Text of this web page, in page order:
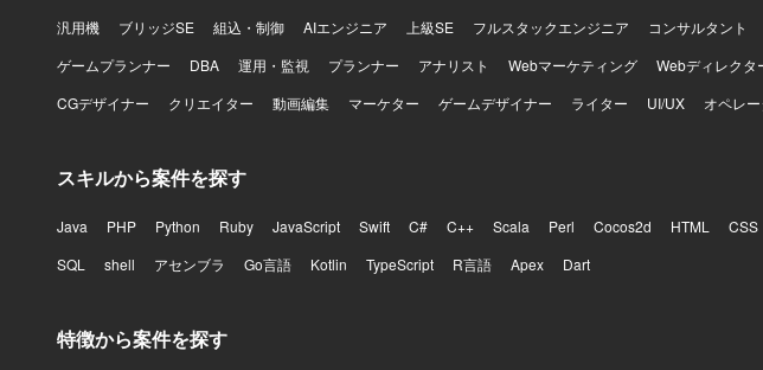
汎用機
ブリッジSE 組込・制御 AIエンジニア 上級SE フルスタックエンジニア コンサルタント
ゲームプランナー
DBA 運用・監視 プランナー アナリスト Webマーケティング Webディレクタ
CGデザイナー
クリエイター 動画編集 マーケター ゲームデザイナー ライター UI/UX オペレ
スキルから案件を探す
Java PHP Python Ruby JavaScript Swift C# C++ Scala Perl Cocos2d HTML CSS
SQL
shell アセンブラ Go言語 Kotlin TypeScript R言語 Apex Dart
特徴から案件を探す